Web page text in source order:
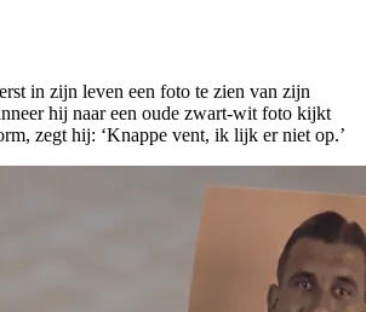
in zijn leven een foto te zien van zijn
hij naar een oude zwart-wit foto kijkt
zegt hij: ‘Knappe vent, ik lijk er niet op.’